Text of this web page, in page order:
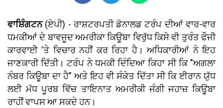
ਵਾਸ਼ਿੰਗਟਨ(ਏਪੀ) - ਰਾਸ਼ਟਰਪਤੀ ਡੋਨਾਲਡ ਟਰੰਪ ਦੀਆਂ ਵਾਰ-ਵਾਰ
ਧਮਕੀਆਂ ਦੇ ਬਾਵਜੂਦ ਅਮਰੀਕਾ ਕਿਊਬਾ ਵਿਰੁੱਧ ਕਿਸੇ ਵੀ ਤੁਰੰਤ ਫੌਜੀ
ਕਾਰਵਾਈ 'ਤੇ ਵਿਚਾਰ ਨਹੀਂ ਕਰ ਰਿਹਾ ਹੈ। ਅਧਿਕਾਰੀਆਂ ਨੇ ਇਹ
ਜਾਣਕਾਰੀ ਦਿੱਤੀ। ਟਰੰਪ ਨੇ ਧਮਕੀ ਦਿੰਦਿਆ ਕਿਹਾ ਸੀ ਕਿ "ਅਗਲਾ
ਨੰਬਰ ਕਿਊਬਾ ਦਾ ਹੈ" ਅਤੇ ਇਹ ਵੀ ਸੰਕੇਤ ਦਿੱਤਾ ਸੀ ਕਿ ਈਰਾਨ ਯੁੱਧ
ਲਈ ਮੱਧ ਪੂਰਬ ਵਿੱਚ ਤਾਇਨਾਤ ਅਮਰੀਕੀ ਜੰਗੀ ਜਹਾਜ਼ ਕਿਊਬਾ
ਰਾਹੀਂ ਵਾਪਸ ਆ ਸਕਦੇ ਹਨ।